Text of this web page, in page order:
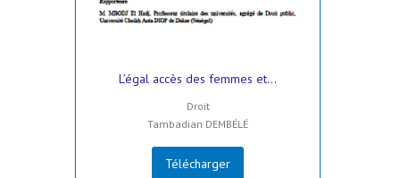
L’égal accès des femmes et...
Droit
Tambadian DEMBÉLÉ
Télécharger